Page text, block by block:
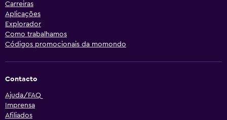
Carreiras
Aplicações
Explorador
Como trabalhamos
Códigos promocionais da momondo
Contacto
Ajuda/FAQ
Imprensa
Afiliados